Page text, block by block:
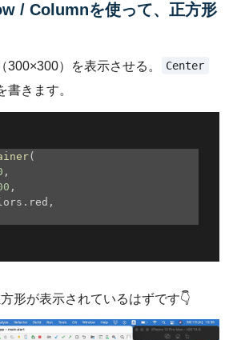
/ Columnを使って、正方形
300×300）を表示させる。 Center
書きます。
(
,
,
. red ,
形が表示されているはずです👇